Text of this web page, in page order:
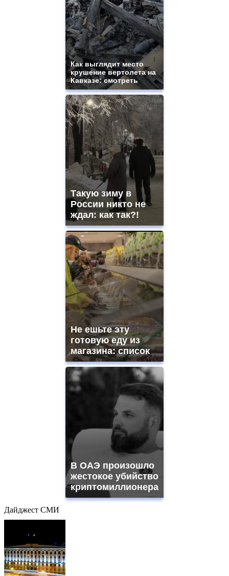
Как выглядит место
крушение вертолета на
Кавказе: смотреть
Такую зиму в
России никто не
ждал: как так?!
Не ешьте эту
готовую еду из
магазина: список
В ОАЭ произошло
жестокое убийство
криптомиллионера
Дайджест СМИ